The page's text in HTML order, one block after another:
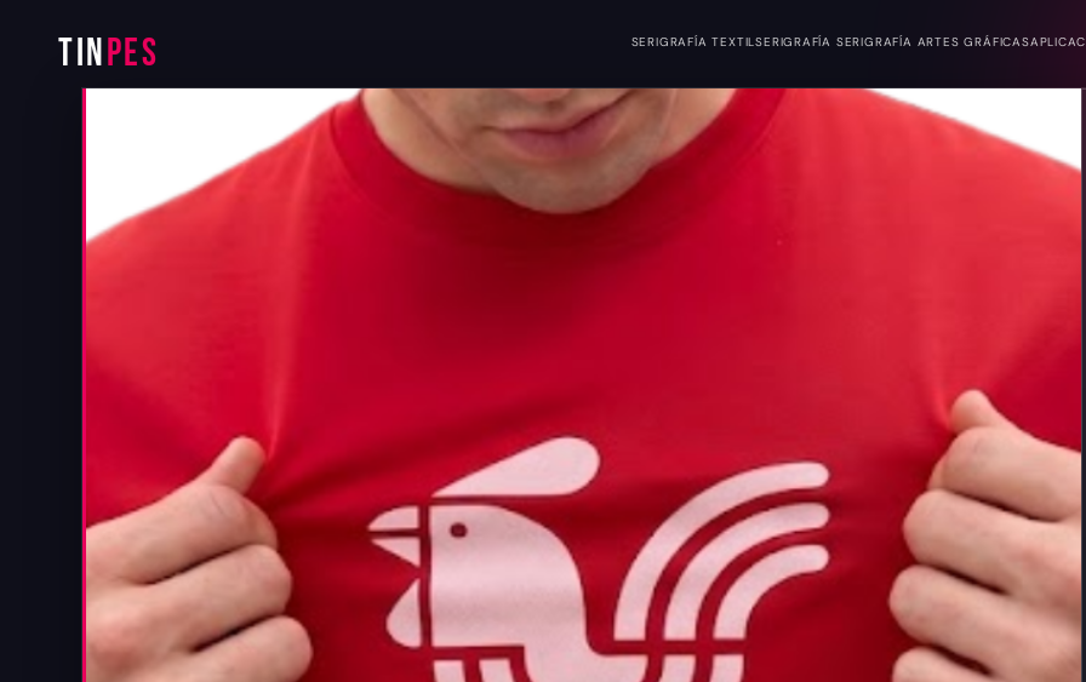
TINPES SERIGRAFÍA TEXTILSERIGRAFÍA SERIGRAFÍA ARTES GRÁFICAS